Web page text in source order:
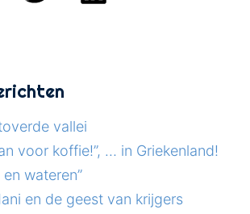
vallei
voor koffie!”, … in Griekenland!
wateren”
en de geest van krijgers